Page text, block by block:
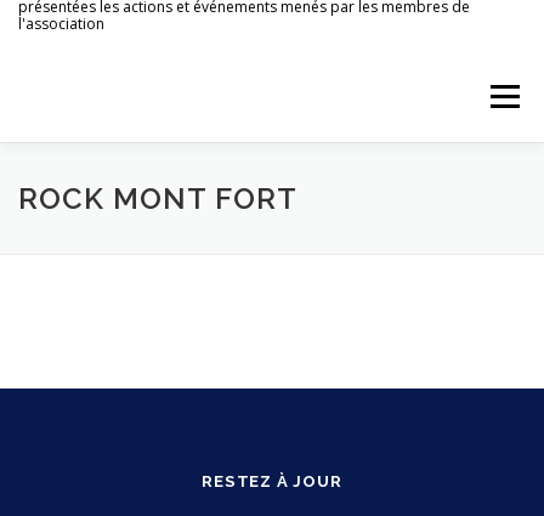
Allerprésentées les actions et événements menés par les membres de
l'association
Menu
ACCUEIL AGENDA PATRIMOINE LOCAL
ROCK MONT FORT
RESTEZ À JOUR